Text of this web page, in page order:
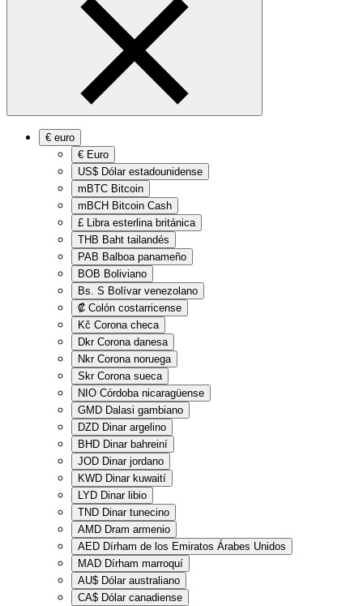
€ euro
€ Euro
US$ Dólar estadounidense
mBTC Bitcoin
mBCH Bitcoin Cash
£ Libra esterlina británica
THB Baht tailandés
PAB Balboa panameño
BOB Boliviano
Bs. S Bolívar venezolano
₡ Colón costarricense
Kč Corona checa
Dkr Corona danesa
Nkr Corona noruega
Skr Corona sueca
NIO Córdoba nicaragüense
GMD Dalasi gambiano
DZD Dinar argelino
BHD Dinar bahreiní
JOD Dinar jordano
KWD Dinar kuwaití
LYD Dinar libio
TND Dinar tunecino
AMD Dram armenio
AED Dírham de los Emiratos Árabes Unidos
MAD Dírham marroquí
AU$ Dólar australiano
CA$ Dólar canadiense